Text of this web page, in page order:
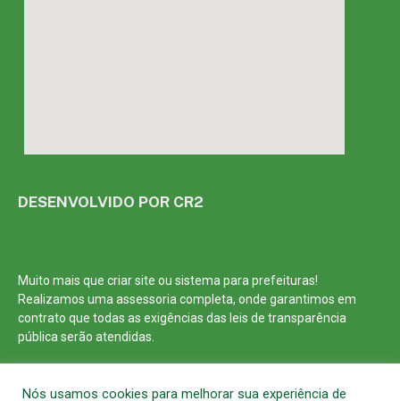
DESENVOLVIDO POR CR2
Muito mais que criar site ou sistema para prefeituras!
Realizamos umaassessoriacompleta, onde garantimos em
contrato que todas as exigências das leis de transparência
públicaserão atendidas.
Nós usamos cookies para melhorar sua experiência de